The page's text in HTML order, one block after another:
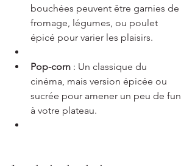
bouchées peuvent être garnies de
fromage, légumes, ou poulet
épicé pour varier les plaisirs.
Pop-corn : Un classique du
cinéma, mais version épicée ou
sucrée pour amener un peu de fun
à votre plateau.